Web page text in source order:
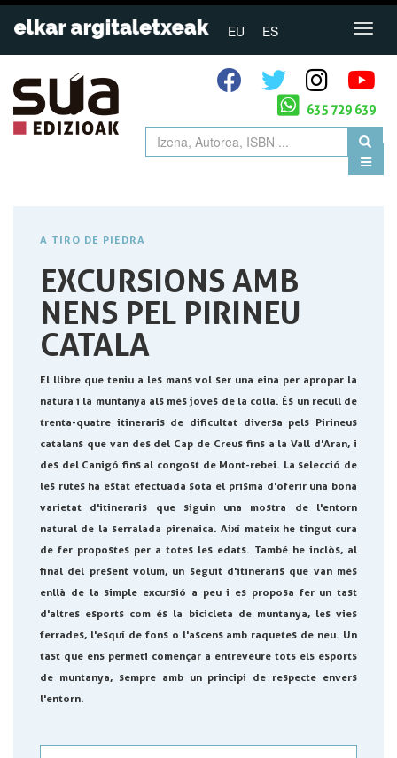
EU ES
635 729 639
A TIRO DE PIEDRA
EXCURSIONS AMB
NENS PEL PIRINEU
CATALA
El llibre que teniu a les mans vol ser una eina per apropar la
natura i la muntanya als més joves de la colla. És un recull de
trenta-quatre itineraris de dificultat diversa pels Pirineus
catalans que van des del Cap de Creus fins a la Vall d'Aran, i
des del Canigó fins al congost de Mont-rebei. La selecció de
les rutes ha estat efectuada sota el prisma d'oferir una bona
varietat d'itineraris que siguin una mostra de l'entorn
natural de la serralada pirenaica. Així mateix he tingut cura
de fer propostes per a totes les edats. També he inclòs, al
final del present volum, un seguit d'itineraris que van més
enllà de la simple excursió a peu i es proposa fer un tast
d'altres esports com és la bicicleta de muntanya, les vies
ferrades, l'esquí de fons o l'ascens amb raquetes de neu. Un
tast que ens permeti començar a entreveure tots els esports
de muntanya, sempre amb un principi de respecte envers
l'entorn.